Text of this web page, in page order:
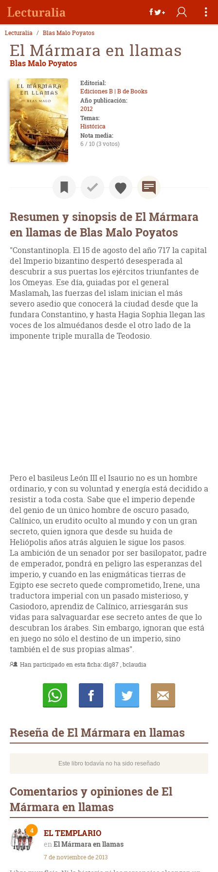
Lecturalia Blas Malo Poyatos
El Mármara en llamas
Blas Malo Poyatos
Editorial:
Ediciones B | B de Books
Año publicación:
2012
Temas:
Histórica
Nota media:
6 / 10 (3 votos)
Resumen y sinopsis de El Mármara
en llamas de Blas Malo Poyatos
"Constantinopla. El 15 de agosto del año 717 la capital
del Imperio bizantino despertó desesperada al
descubrir a sus puertas los ejércitos triunfantes de
los Omeyas. Ese día, guiadas por el general
Maslamah, las fuerzas del islam inician el más
severo asedio que conocerá la ciudad desde que la
fundara Constantino, y hasta Hagia Sophia llegan las
voces de los almuédanos desde el otro lado de la
imponente triple muralla de Teodosio.
Pero el basileus León III el Isaurio no es un hombre
ordinario, y con su voluntad y energía está decidido a
resistir a toda costa. Sabe que el imperio depende
del genio de un único hombre de oscuro pasado,
Calínico, un erudito oculto al mundo y con un gran
secreto, quien ignora que desde su huida de
Heliópolis años atrás alguien le sigue los pasos.
La ambición de un senador por ser basilopator, padre
de emperador, pondrá en peligro las esperanzas del
imperio, y cuando en las enigmáticas tierras de
Egipto ese secreto quede comprometido, Irene, una
traductora imperial con un pasado misterioso, y
Casiodoro, aprendiz de Calínico, arriesgarán sus
vidas para salvaguardar ese secreto antes de que lo
descubran los árabes. Sin embargo, ignoran que está
en juego no sólo el destino de un imperio, sino
también el de sus propias almas".
Han participado en esta ficha:dlg87 bclaudia
Reseña de El Mármara en llamas
Este libro todavía no ha sido reseñado
Comentarios y opiniones de El
Mármara en llamas
EL TEMPLARIO
El Mármara en llamas
4
7 de noviembre de 2013